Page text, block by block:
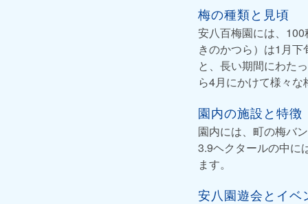
梅の種類と見頃
安八百梅園には、
きのかつら）は1月
と、長い期間にわた
ら4月にかけて様々
園内の施設と特徴
園内には、町の梅バ
3.9ヘクタールの中に
ます。
安八園遊会とイベ